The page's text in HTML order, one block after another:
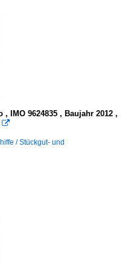
, IMO 9624835 , Baujahr 2012 ,

/ Stückgut- und